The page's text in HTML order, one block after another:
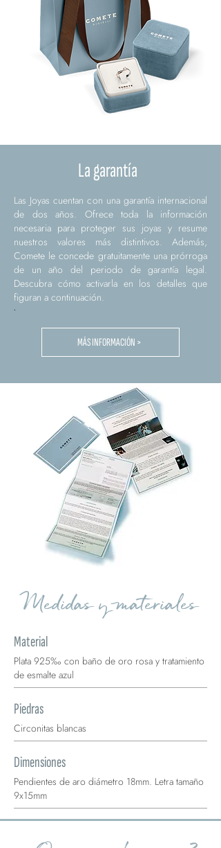
La garantía
Las Joyas cuentan con una garantía internacional
de dos años. Ofrece toda la información
necesaria para proteger sus joyas y resume
nuestros valores más distintivos. Además,
Comete le concede gratuitamente una prórroga
de un año del periodo de garantía legal.
Descubra cómo activarla en los detalles que
figuran a continuación.
MÁS INFORMACIÓN >
Medidas y materiales
Material
Plata 925‰ con baño de oro rosa y tratamiento
de esmalte azul
Piedras
Circonitas blancas
Dimensiones
Pendientes de aro diámetro 18mm. Letra tamaño
9x15mm